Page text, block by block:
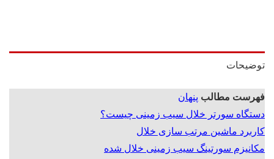
توضیحات
فهرست مطالب پنهان
دستگاه سورتر خلال سیب زمینی چیست؟
کاربرد ماشین مرتب سازی خلال
مکانیزم سورتینگ سیب زمینی خلال شده